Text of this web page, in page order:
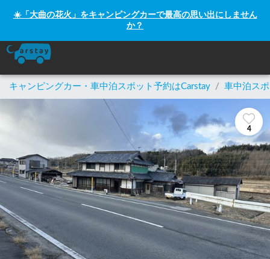
☀️「大曲の花火」をキャンピングカーで最高の思い出にしません
か？
キャンピングカー・車中泊スポット予約はCarstay / 車中泊ス
4